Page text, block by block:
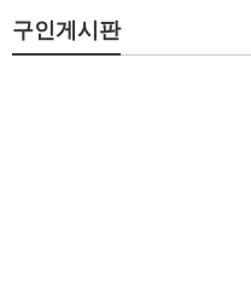
구인게시판